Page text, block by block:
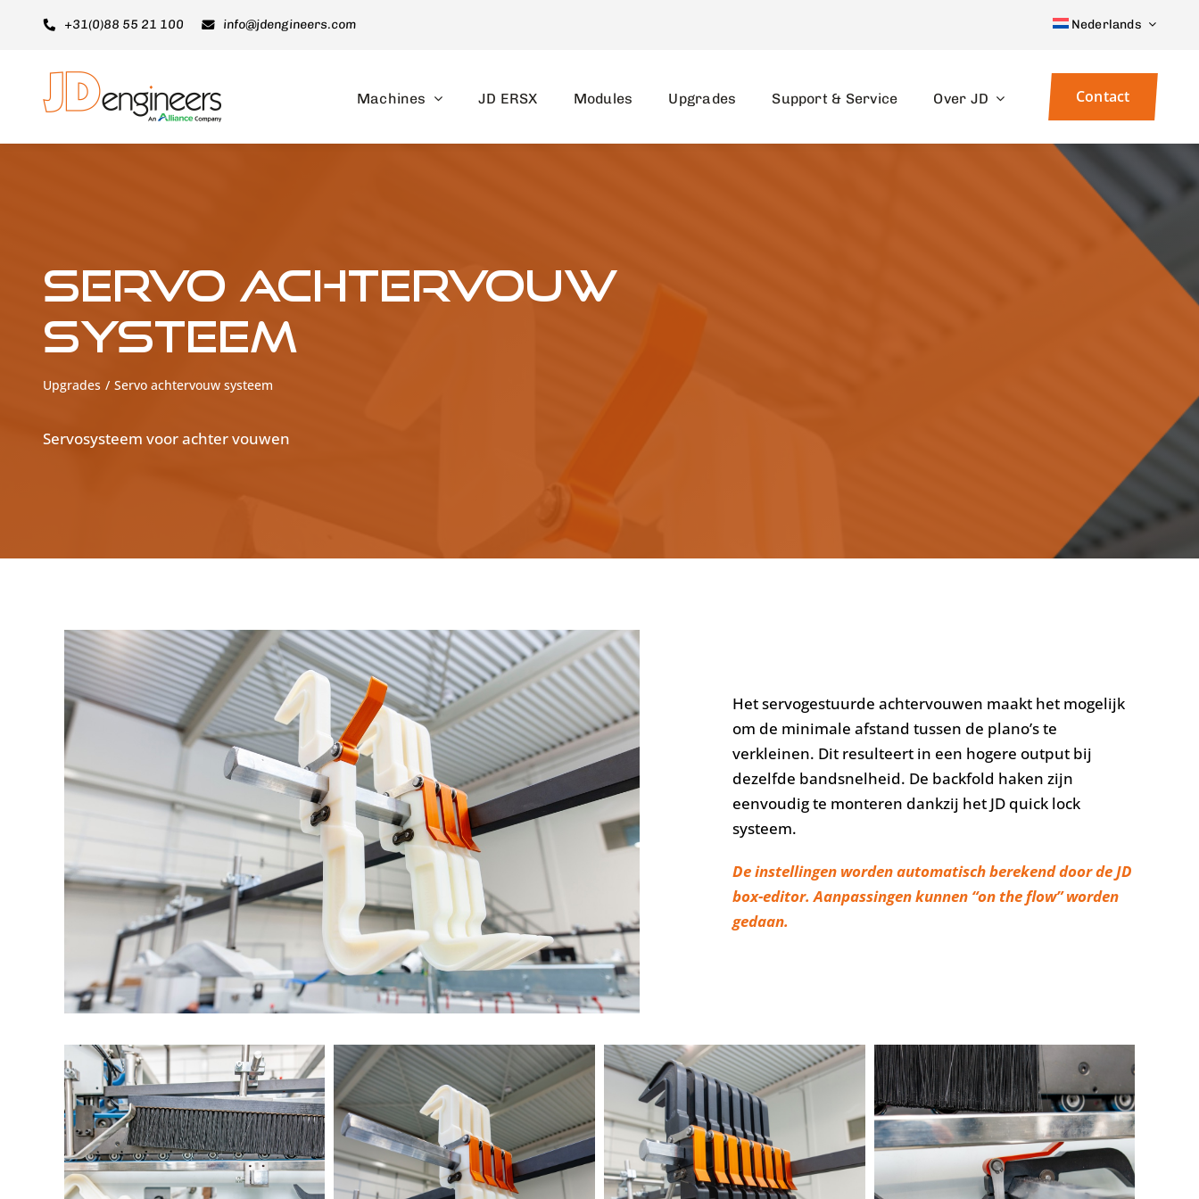
+31(0)88 55 21 100 info@jdengineers.com Nederlands
Machines JD ERSX Modules Upgrades Support & Service Over JD Contact
Servo achtervouw
systeem
Upgrades Servo achtervouw systeem
Servosysteem voor achter vouwen
Het servogestuurde achtervouwen maakt het mogelijk
om de minimale afstand tussen de plano’s te
verkleinen. Dit resulteert in een hogere output bij
dezelfde bandsnelheid. De backfold haken zijn
eenvoudig te monteren dankzij het JD quick lock
systeem.
De instellingen worden automatisch berekend door de JD
box-editor. Aanpassingen kunnen “on the flow” worden
gedaan.